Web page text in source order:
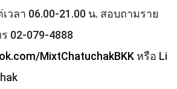
วลา 06.00-21.00 น. สอบถามราย
02-079-4888
MixtChatuchakBKK หรือ Li